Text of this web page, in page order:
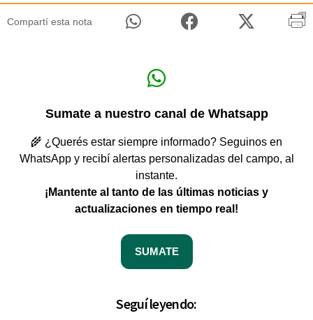
Compartí esta nota
Sumate a nuestro canal de Whatsapp
🌾 ¿Querés estar siempre informado? Seguinos en
WhatsApp y recibí alertas personalizadas del campo, al
instante.
¡Mantente al tanto de las últimas noticias y
actualizaciones en tiempo real!
SUMATE
Seguí leyendo: